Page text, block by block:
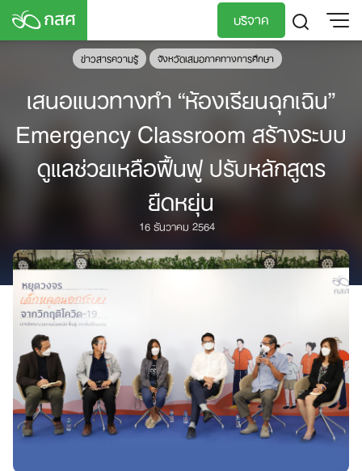
Skip
บริจาค
TH
ข่าวสารความรู้ จังหวัดเสมอภาคทางการศึกษา
เสนอแนวทางทำ “ห้องเรียนฉุกเฉิน”
Emergency Classroom สร้างระบบ
ดูแลช่วยเหลือฟื้นฟู ปรับหลักสูตร
ยืดหยุ่น
16 ธันวาคม 2564